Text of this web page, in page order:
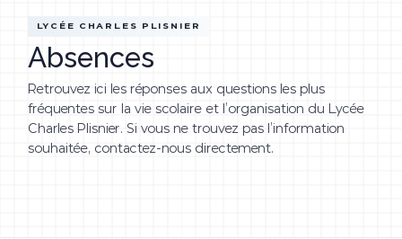
LYCÉE CHARLES PLISNIER
Absences
Retrouvez ici les réponses aux questions les plus
fréquentes sur la vie scolaire et l’organisation du Lycée
Charles Plisnier. Si vous ne trouvez pas l’information
souhaitée, contactez-nous directement.